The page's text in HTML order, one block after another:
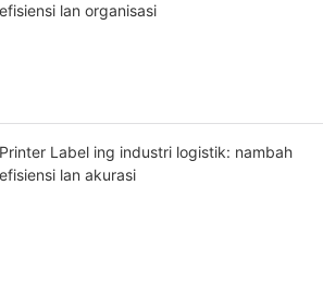
efisiensi lan organisasi
Printer Label ing industri logistik: nambah
efisiensi lan akurasi